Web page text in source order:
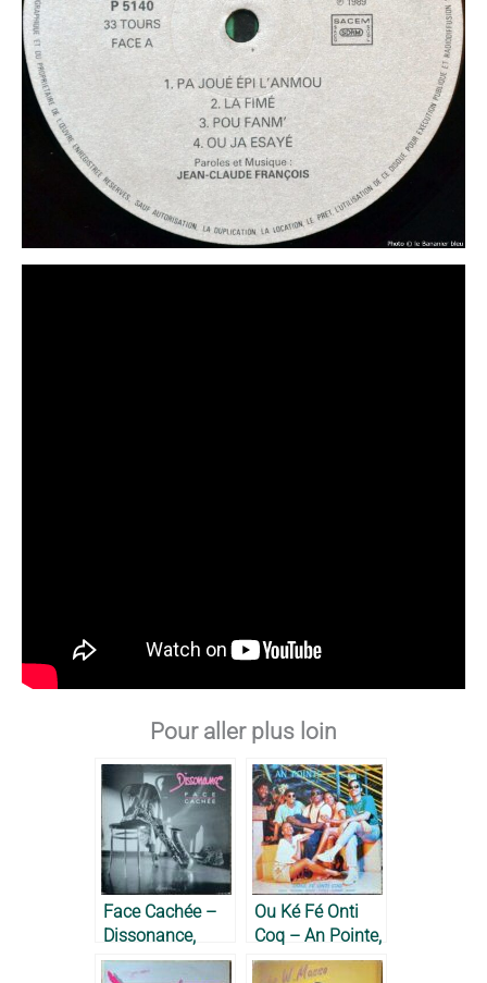
Pour aller plus loin
Face Cachée –
Dissonance,
1988
Ou Ké Fé Onti
Coq – An Pointe,
1988